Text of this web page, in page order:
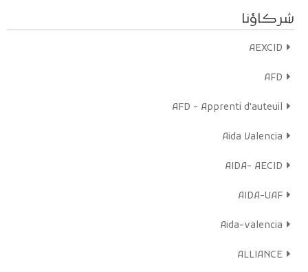
شركاؤنا
AEXCID
AFD
AFD - Apprenti d'auteuil
Aida Valencia
AIDA- AECID
AIDA-UAF
Aida-valencia
ALLIANCE
locaux et l’opinion publique sur l’exclusion et les difficultés de